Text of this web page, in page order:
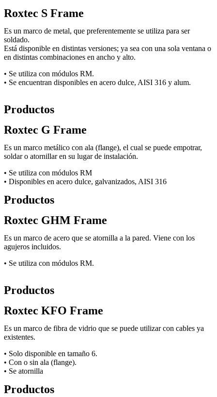
Roxtec S Frame
Es un marco de metal, que preferentemente se utiliza para ser
soldado.
Está disponible en distintas versiones; ya sea con una sola ventana o
en distintas combinaciones en ancho y alto.
• Se utiliza con módulos RM.
• Se encuentran disponibles en acero dulce, AISI 316 y alum.
Productos
Roxtec G Frame
Es un marco metálico con ala (flange), el cual se puede empotrar,
soldar o atornillar en su lugar de instalación.
• Se utiliza con módulos RM
• Disponibles en acero dulce, galvanizados, AISI 316
Productos
Roxtec GHM Frame
Es un marco de acero que se atornilla a la pared. Viene con los
agujeros incluidos.
• Se utiliza con módulos RM.
Productos
Roxtec KFO Frame
Es un marco de fibra de vidrio que se puede utilizar con cables ya
existentes.
• Solo disponible en tamaño 6.
• Con o sin ala (flange).
• Se atornilla
Productos